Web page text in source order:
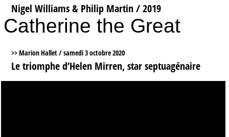
Tribunes
Bloc-notes
Archives
S’abonner à la Lettre !
Nigel Williams & Philip Martin / 2019
Catherine the Great
>> Marion Hallet /samedi 3 octobre 2020
Le triomphe d’Helen Mirren, star septuagénaire